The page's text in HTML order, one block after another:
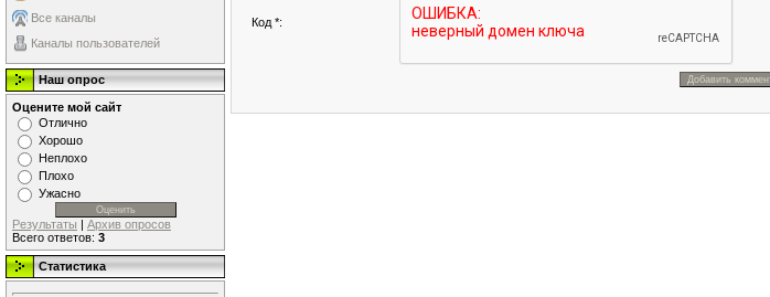
Все каналы
Каналы пользователей
Наш опрос
Оцените мой сайт
Отлично
Хорошо
Неплохо
Плохо
Ужасно
Результаты | Архив опросов
Всего ответов: 3
Статистика
Код *: